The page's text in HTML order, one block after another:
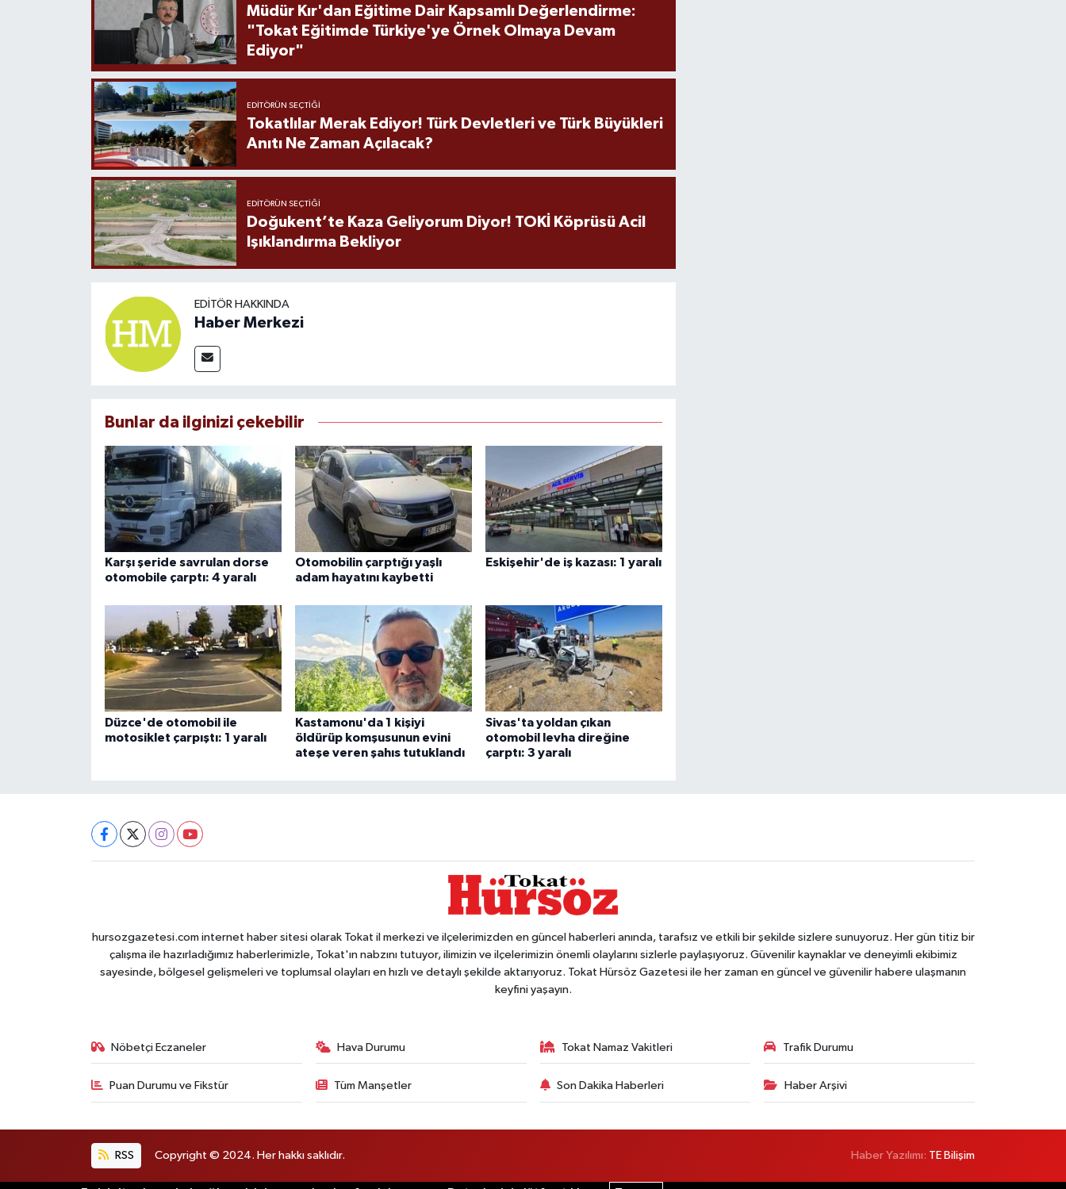
Müdür Kır'dan Eğitime Dair Kapsamlı Değerlendirme:
"Tokat Eğitimde Türkiye'ye Örnek Olmaya Devam
Ediyor"
EDITÖRÜN SEÇTIĞI
Tokatlılar Merak Ediyor! Türk Devletleri ve Türk Büyükleri
Anıtı Ne Zaman Açılacak?
EDITÖRÜN SEÇTIĞI
Doğukent’te Kaza Geliyorum Diyor! TOKİ Köprüsü Acil
Işıklandırma Bekliyor
EDITÖR HAKKINDA
Haber Merkezi
Bunlar da ilginizi çekebilir
Karşı şeride savrulan dorse
otomobile çarptı: 4 yaralı
Otomobilin çarptığı yaşlı
adam hayatını kaybetti
Eskişehir'de iş kazası: 1 yaralı
Düzce'de otomobil ile
motosiklet çarpıştı: 1 yaralı
Kastamonu'da 1 kişiyi
öldürüp komşusunun evini
ateşe veren şahıs tutuklandı
Sivas'ta yoldan çıkan
otomobil levha direğine
çarptı: 3 yaralı
hursozgazetesi.com internet haber sitesi olarak Tokat il merkezi ve ilçelerimizden en güncel haberleri anında, tarafsız ve etkili bir şekilde sizlere sunuyoruz. Her gün titiz bir
çalışma ile hazırladığımız haberlerimizle, Tokat'ın nabzını tutuyor, ilimizin ve ilçelerimizin önemli olaylarını sizlerle paylaşıyoruz. Güvenilir kaynaklar ve deneyimli ekibimiz
sayesinde, bölgesel gelişmeleri ve toplumsal olayları en hızlı ve detaylı şekilde aktarıyoruz. Tokat Hürsöz Gazetesi ile her zaman en güncel ve güvenilir habere ulaşmanın
keyfini yaşayın.
Nöbetçi Eczaneler Hava Durumu Tokat Namaz Vakitleri Trafik Durumu
Puan Durumu ve Fikstür Tüm Manşetler Son Dakika Haberleri Haber Arşivi
RSS Copyright © 2024. Her hakkı saklıdır. Haber Yazılımı: TE Bilişim